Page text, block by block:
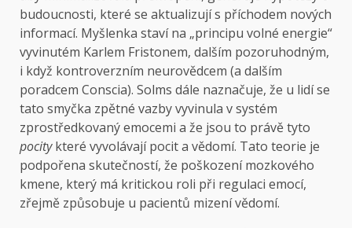
budoucnosti, které se aktualizují s příchodem nových
informací. Myšlenka staví na „principu volné energie“
vyvinutém Karlem Fristonem, dalším pozoruhodným,
i když kontroverzním neurovědcem (a dalším
poradcem Conscia). Solms dále naznačuje, že u lidí se
tato smyčka zpětné vazby vyvinula v systém
zprostředkovaný emocemi a že jsou to právě tyto
pocitykteré vyvolávají pocit a vědomí. Tato teorie je
podpořena skutečností, že poškození mozkového
kmene, který má kritickou roli při regulaci emocí,
zřejmě způsobuje u pacientů mizení vědomí.